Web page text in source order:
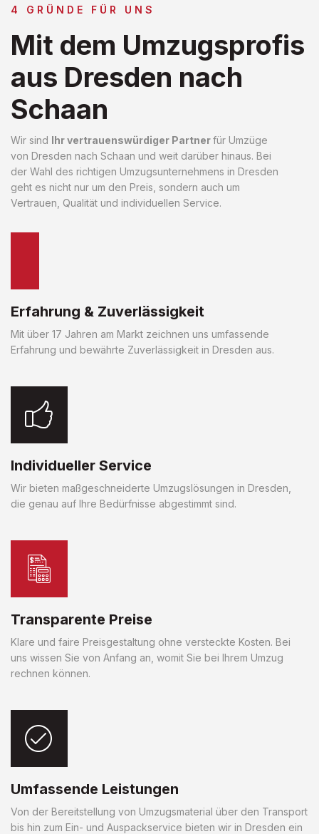
4 GRÜNDE FÜR UNS
Mit dem Umzugsprofis
aus Dresden nach
Schaan
Wir sind Ihr vertrauenswürdiger Partnerfür Umzüge
von Dresden nach Schaan und weit darüber hinaus. Bei
der Wahl des richtigen Umzugsunternehmens in Dresden
geht es nicht nur um den Preis, sondern auch um
Vertrauen, Qualität und individuellen Service.
Erfahrung & Zuverlässigkeit
Mit über 17 Jahren am Markt zeichnen uns umfassende
Erfahrung und bewährte Zuverlässigkeit in Dresden aus.
Individueller Service
Wir bieten maßgeschneiderte Umzugslösungen in Dresden,
die genau auf Ihre Bedürfnisse abgestimmt sind.
Transparente Preise
Klare und faire Preisgestaltung ohne versteckte Kosten. Bei
uns wissen Sie von Anfang an, womit Sie bei Ihrem Umzug
rechnen können.
Umfassende Leistungen
Von der Bereitstellung von Umzugsmaterial über den Transport
bis hin zum Ein- und Auspackservice bieten wir in Dresden ein